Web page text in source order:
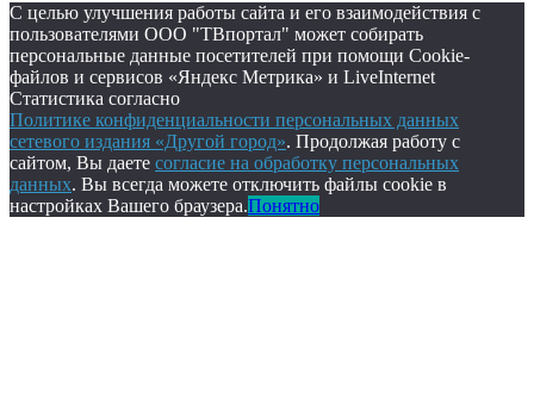
С целью улучшения работы сайта и его взаимодействия с
пользователями ООО "ТВпортал" может собирать
персональные данные посетителей при помощи Cookie-
файлов и сервисов «Яндекс Метрика» и LiveInternet
Статистика согласно
Политике конфиденциальности персональных данных
сетевого издания «Другой город». Продолжая работу с
сайтом, Вы даете согласие на обработку персональных
данных. Вы всегда можете отключить файлы cookie в
настройках Вашего браузера.Понятно